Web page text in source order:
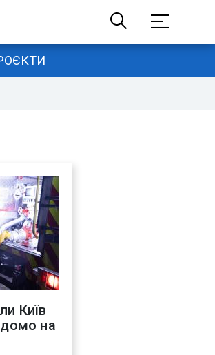
Київ
на